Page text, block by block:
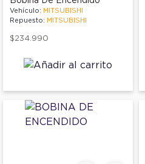
Vehículo: MITSUBISHI
Repuesto: MITSUBISHI
$234.990